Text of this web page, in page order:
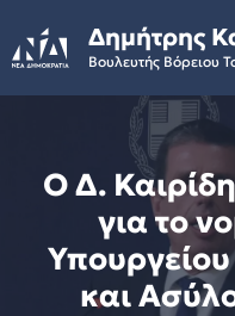
to
content
Δημήτρης
Βουλευτής Βόρειου
Ο Δ.
για το
και